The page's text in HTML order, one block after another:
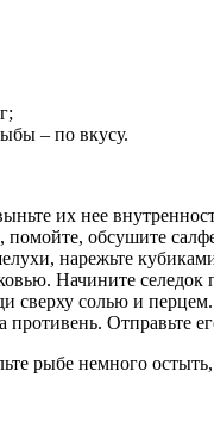
– по вкусу.
их нее
помойте, обсушите
нарежьте
Начините
сверху солью и
Отправьте
рыбе немного остыть,